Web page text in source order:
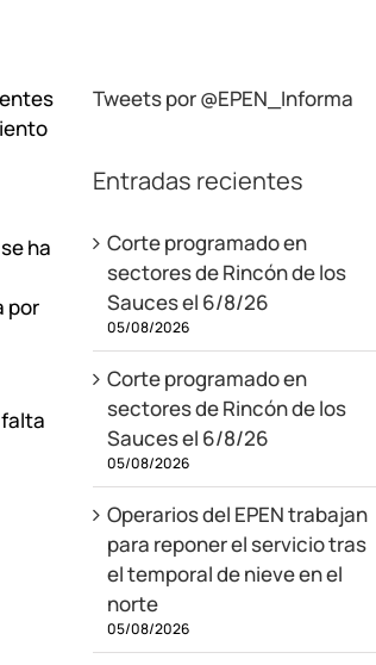
ha
por
Tweets por @EPEN_Informa
Entradas recientes
Corte programado en
sectores de Rincón de los
Sauces el 6/8/26
05/08/2026
Corte programado en
sectores de Rincón de los
Sauces el 6/8/26
05/08/2026
Operarios del EPEN trabajan
para reponer el servicio tras
el temporal de nieve en el
norte
05/08/2026